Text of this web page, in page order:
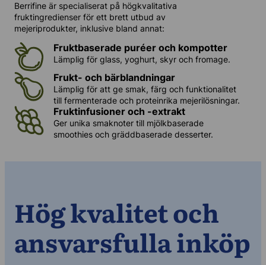
Berrifine är specialiserat på högkvalitativa
fruktingredienser för ett brett utbud av
mejeriprodukter, inklusive bland annat:
Fruktbaserade puréer och kompotter
Lämplig för glass, yoghurt, skyr och fromage.
Frukt- och bärblandningar
Lämplig för att ge smak, färg och funktionalitet
till fermenterade och proteinrika mejerilösningar.
Fruktinfusioner och -extrakt
Ger unika smaknoter till mjölkbaserade
smoothies och gräddbaserade desserter.
Hög kvalitet och
ansvarsfulla inköp